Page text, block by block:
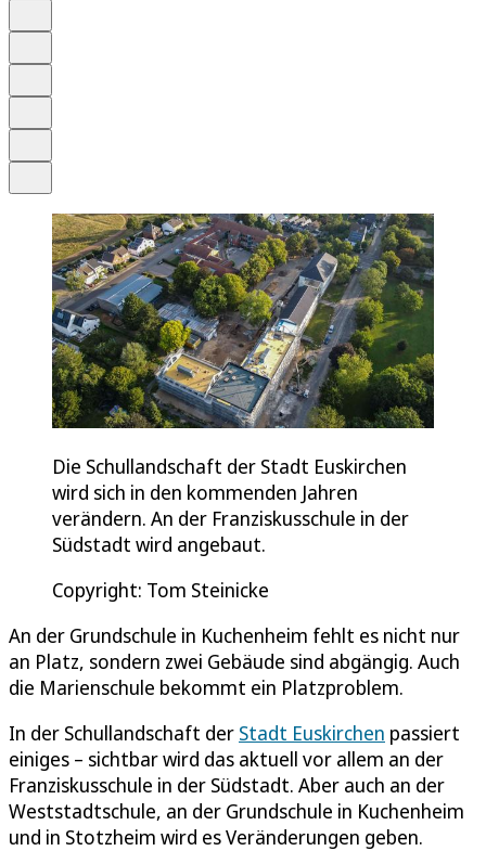
Die Schullandschaft der Stadt Euskirchen
wird sich in den kommenden Jahren
verändern. An der Franziskusschule in der
Südstadt wird angebaut.
Copyright: Tom Steinicke
An der Grundschule in Kuchenheim fehlt es nicht nur
an Platz, sondern zwei Gebäude sind abgängig. Auch
die Marienschule bekommt ein Platzproblem.
In der Schullandschaft der Stadt Euskirchen passiert
einiges – sichtbar wird das aktuell vor allem an der
Franziskusschule in der Südstadt. Aber auch an der
Weststadtschule, an der Grundschule in Kuchenheim
und in Stotzheim wird es Veränderungen geben.